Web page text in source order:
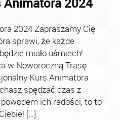
2024 Zapraszamy Cię
sprawi, że każde
miało uśmiech!
w Noworoczną Trasę
Kurs Animatora
spędzać czas z
ich radości, to to
[…]